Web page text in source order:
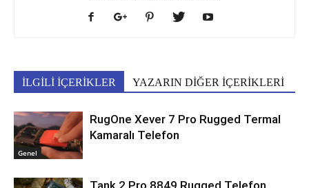
İLGİLİ İÇERİKLER YAZARIN DİĞER İÇERİKLERİ
Genel
RugOne Xever 7 Pro Rugged Termal
Kamaralı Telefon
Tank 2 Pro 8849 Rugged Telefon